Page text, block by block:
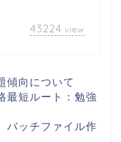
43224 view
傾向について
短ルート：勉強
バッチファイル作